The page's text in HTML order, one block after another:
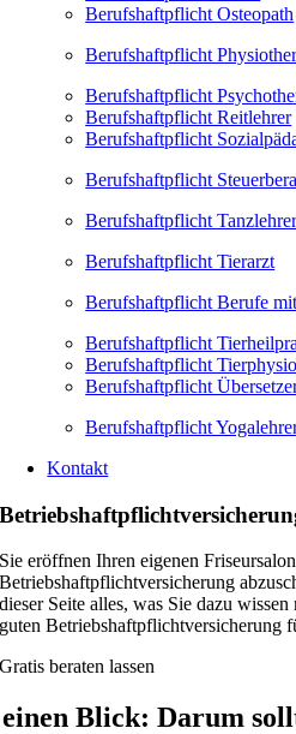
Berufshaftpflicht Osteopath
Berufshaftpflicht
Berufshaftpflicht
Berufshaftpflicht Reitlehrer
Berufshaftpflicht
Berufshaftpflicht
Berufshaftpflicht
Berufshaftpflicht Tierarzt
Berufshaftpflicht Berufe
Berufshaftpflicht
Berufshaftpflicht
Berufshaftpflicht
Berufshaftpflicht
Kontakt
Sie eröffnen Ihren eigenen
Betriebshaftpflichtversicherung
dieser Seite alles, was Sie dazu
guten Betriebshaftpflichtversicherung
Gratis beraten lassen
Blick: Darum